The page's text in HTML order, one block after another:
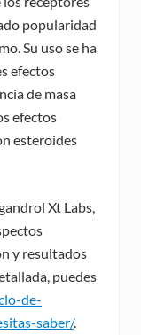
popularidad
Su uso se ha
efectos
de masa
efectos
esteroides
Xt Labs,
y resultados
puedes
de-
saber/.